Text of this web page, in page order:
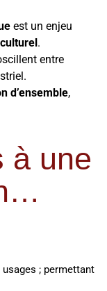
est un enjeu
.
entre
d’ensemble,
à une
; permettant